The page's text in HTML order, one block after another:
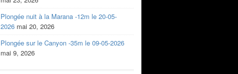
Plongée nuit à la Marana -12m le 20-05-
2026 mai 20, 2026
Plongée sur le Canyon -35m le 09-05-2026
mai 9, 2026